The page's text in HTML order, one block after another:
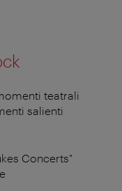
teatrali
salienti
Concerts"